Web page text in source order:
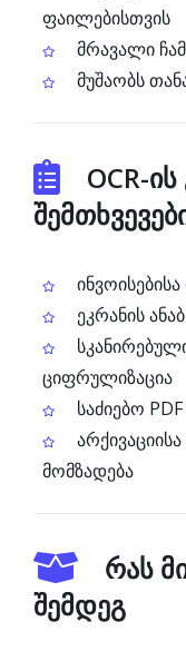
ფაილებისთვის
მრავალი
მუშაობს
OCR-
ეკრანის
ციფრულიზაცია
საძიებო
მომზადება
რას
შემდეგ